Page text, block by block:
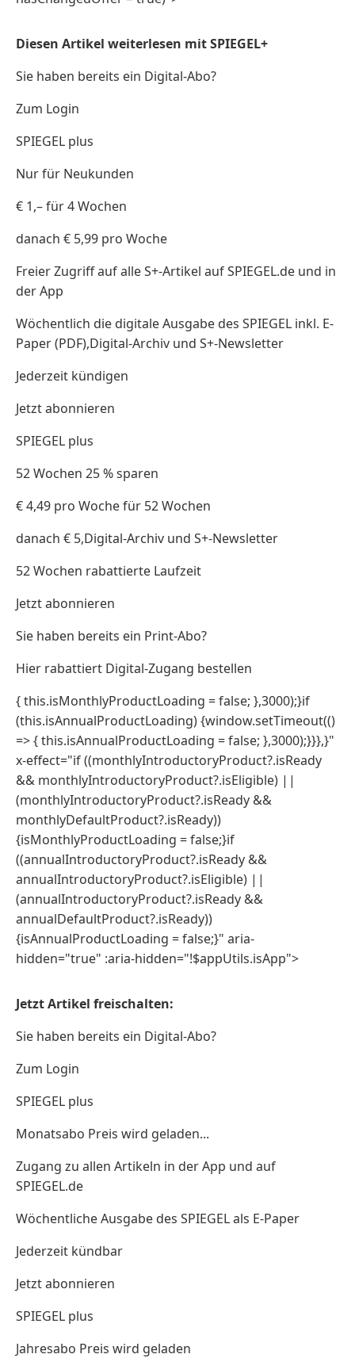
Diesen Artikel weiterlesen mit SPIEGEL+
Sie haben bereits ein Digital-Abo?
Zum Login
SPIEGEL plus
Nur für Neukunden
€ 1,– für 4 Wochen
danach € 5,99 pro Woche
Freier Zugriff auf alle S+-Artikel auf SPIEGEL.de und in
der App
Wöchentlich die digitale Ausgabe des SPIEGEL inkl. E-
Paper (PDF),Digital-Archiv und S+-Newsletter
Jederzeit kündigen
Jetzt abonnieren
SPIEGEL plus
52 Wochen 25 % sparen
€ 4,49 pro Woche für 52 Wochen
danach € 5,Digital-Archiv und S+-Newsletter
52 Wochen rabattierte Laufzeit
Jetzt abonnieren
Sie haben bereits ein Print-Abo?
Hier rabattiert Digital-Zugang bestellen
{ this.isMonthlyProductLoading = false; },3000);}if
(this.isAnnualProductLoading) {window.setTimeout(()
=> { this.isAnnualProductLoading = false; },3000);}}},}"
x-effect="if ((monthlyIntroductoryProduct?.isReady
&& monthlyIntroductoryProduct?.isEligible) ||
(monthlyIntroductoryProduct?.isReady &&
monthlyDefaultProduct?.isReady))
{isMonthlyProductLoading = false;}if
((annualIntroductoryProduct?.isReady &&
annualIntroductoryProduct?.isEligible) ||
(annualIntroductoryProduct?.isReady &&
annualDefaultProduct?.isReady))
{isAnnualProductLoading = false;}" aria-
hidden="true" :aria-hidden="!$appUtils.isApp">
Jetzt Artikel freischalten:
Sie haben bereits ein Digital-Abo?
Zum Login
SPIEGEL plus
Monatsabo Preis wird geladen...
Zugang zu allen Artikeln in der App und auf
SPIEGEL.de
Wöchentliche Ausgabe des SPIEGEL als E-Paper
Jederzeit kündbar
Jetzt abonnieren
SPIEGEL plus
Jahresabo Preis wird geladen